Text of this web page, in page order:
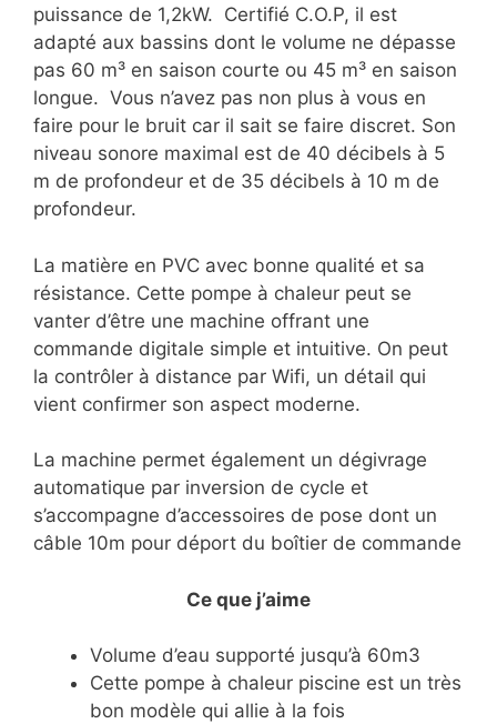
puissance de 1,2kW. Certifié C.O.P, il est
adapté aux bassins dont le volume ne dépasse
pas 60 m³ en saison courte ou 45 m³ en saison
longue. Vous n’avez pas non plus à vous en
faire pour le bruit car il sait se faire discret. Son
niveau sonore maximal est de 40 décibels à 5
m de profondeur et de 35 décibels à 10 m de
profondeur.
La matière en PVC avec bonne qualité et sa
résistance. Cette pompe à chaleur peut se
vanter d’être une machine offrant une
commande digitale simple et intuitive. On peut
la contrôler à distance par Wifi, un détail qui
vient confirmer son aspect moderne.
La machine permet également un dégivrage
automatique par inversion de cycle et
s’accompagne d’accessoires de pose dont un
câble 10m pour déport du boîtier de commande
Ce que j’aime
Volume d’eau supporté jusqu’à 60m3
Cette pompe à chaleur piscine est un très
bon modèle qui allie à la fois